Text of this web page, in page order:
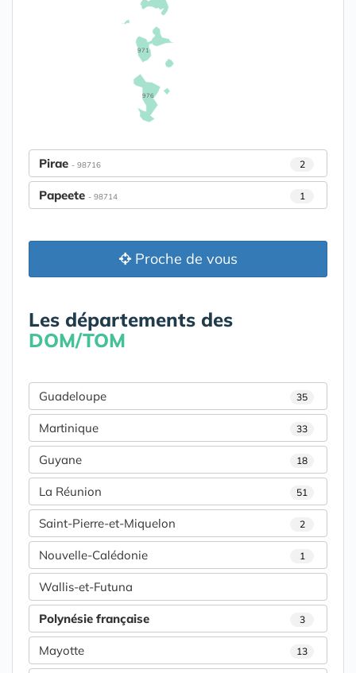
971
976
Pirae - 98716 2
Papeete - 98714 1
Proche de vous
Les départements des
DOM/TOM
Guadeloupe 35
Martinique 33
Guyane 18
La Réunion 51
Saint-Pierre-et-Miquelon 2
Nouvelle-Calédonie 1
Wallis-et-Futuna
Polynésie française 3
Mayotte 13